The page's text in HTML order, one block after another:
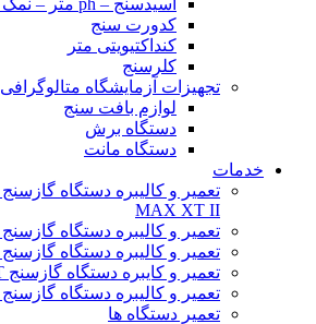
اسیدسنج – ph متر – نمک سنج
کدورت سنج
کنداکتیویتی متر
کلرسنج
تجهیزات آزمایشگاه متالوگرافی
لوازم بافت سنج
دستگاه برش
دستگاه مانت
خدمات
MAX XT II
تعمیر و کالیبره دستگاه گازسنج BW MICRO5
تعمیر و کالیبره دستگاه گازسنج ToxiRAE3
تعمیر و کایبره دستگاه گازسنج IMPULS XT
تعمیر و کالیبره دستگاه گازسنج BW CLIP
تعمیر دستگاه ها